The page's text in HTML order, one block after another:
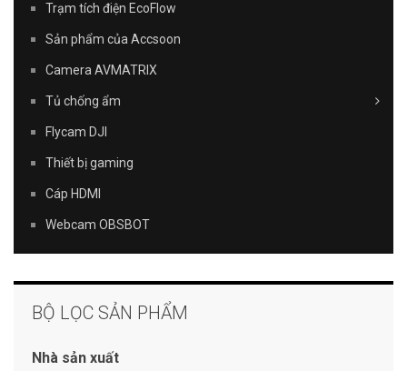
Trạm tích điện EcoFlow
Sản phẩm của Accsoon
Camera AVMATRIX
Tủ chống ẩm
Flycam DJI
Thiết bị gaming
Cáp HDMI
Webcam OBSBOT
BỘ LỌC SẢN PHẨM
Nhà sản xuất